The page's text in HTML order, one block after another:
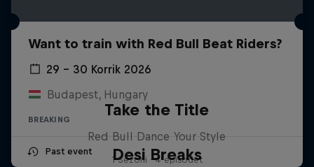
Want to train with Red Bull Beat Riders?
29 – 30 Korrik 2026
Budapest, Hungary
BREAKING
Past event
Take the Title
Red Bull Dance Your Style
1 Sezoni · 4 episodet
Desi Breaks